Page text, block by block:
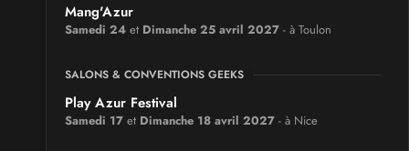
Mang'Azur
Samedi 24 et Dimanche 25 avril 2027 - à Toulon
SALONS & CONVENTIONS GEEKS
Play Azur Festival
Samedi 17 et Dimanche 18 avril 2027 - à Nice